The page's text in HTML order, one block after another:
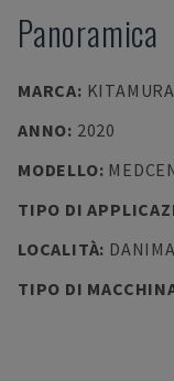
Panoramica
MARCA: KITAMURA
ANNO: 2020
MODELLO:
TIPO DI
LOCALITÀ:
TIPO DI